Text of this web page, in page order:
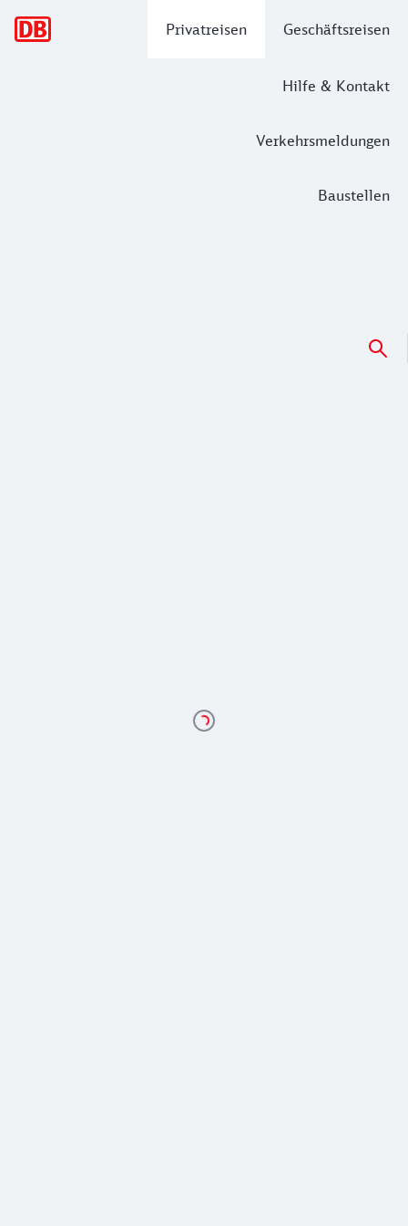
Privatreisen Geschäftsreisen
Hilfe & Kontakt
Verkehrsmeldungen
Baustellen